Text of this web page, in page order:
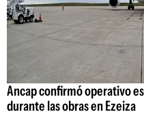
Ancap confirmó operativo
durante las obras en Ezeiza